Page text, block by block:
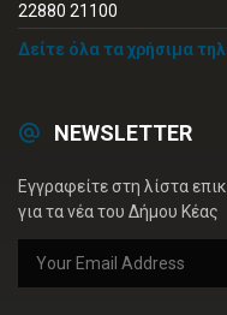
22880 21100
Δείτε όλα τα χρήσιμα
NEWSLETTER
Εγγραφείτε στη λίστα
για τα νέα του Δήμου Κέας